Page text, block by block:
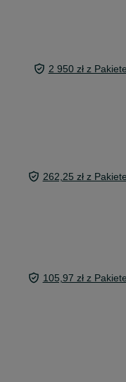
2 950 zł z
262,25 zł z
105,97 zł z